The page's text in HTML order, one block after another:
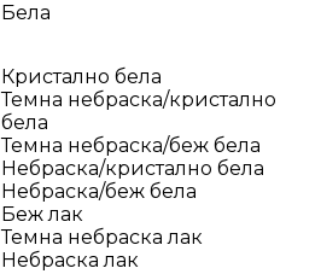
Бела
Кристално бела
Темна небраска/кристално
бела
Темна небраска/беж бела
Небраска/кристално бела
Небраска/беж бела
Беж лак
Темна небраска лак
Небраска лак